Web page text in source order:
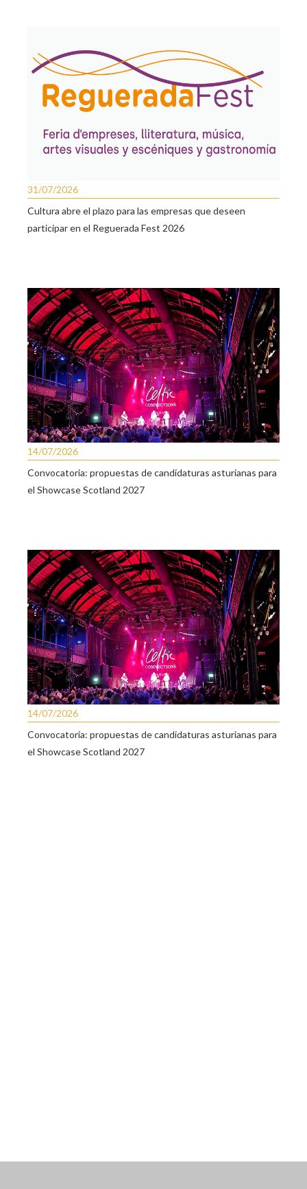
31/07/2026
Cultura abre el plazo para las empresas que deseen
participar en el Reguerada Fest 2026
14/07/2026
Convocatoria: propuestas de candidaturas asturianas para
el Showcase Scotland 2027
14/07/2026
Convocatoria: propuestas de candidaturas asturianas para
el Showcase Scotland 2027